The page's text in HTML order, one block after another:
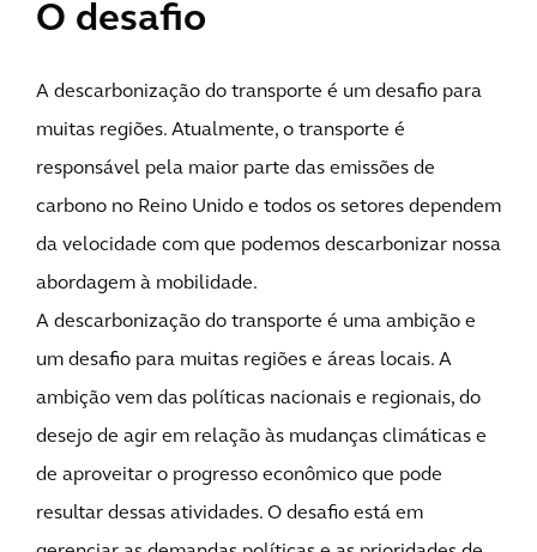
O desafio
A descarbonização do transporte é um desafio para
muitas regiões. Atualmente, o transporte é
responsável pela maior parte das emissões de
carbono no Reino Unido e todos os setores dependem
da velocidade com que podemos descarbonizar nossa
abordagem à mobilidade.
A descarbonização do transporte é uma ambição e
um desafio para muitas regiões e áreas locais. A
ambição vem das políticas nacionais e regionais, do
desejo de agir em relação às mudanças climáticas e
de aproveitar o progresso econômico que pode
resultar dessas atividades. O desafio está em